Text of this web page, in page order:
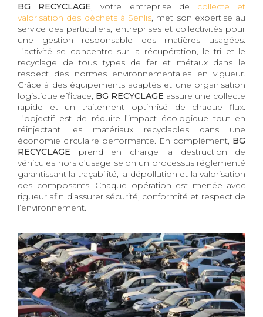
BG RECYCLAGE, votre entreprise de collecte et
valorisation des déchets à Senlis, met son expertise au
service des particuliers, entreprises et collectivités pour
une gestion responsable des matières usagées.
L’activité se concentre sur la récupération, le tri et le
recyclage de tous types de fer et métaux dans le
respect des normes environnementales en vigueur.
Grâce à des équipements adaptés et une organisation
logistique efficace, BG RECYCLAGE assure une collecte
rapide et un traitement optimisé de chaque flux.
L’objectif est de réduire l’impact écologique tout en
réinjectant les matériaux recyclables dans une
économie circulaire performante. En complément, BG
RECYCLAGE prend en charge la destruction de
véhicules hors d’usage selon un processus réglementé
garantissant la traçabilité, la dépollution et la valorisation
des composants. Chaque opération est menée avec
rigueur afin d’assurer sécurité, conformité et respect de
l’environnement.